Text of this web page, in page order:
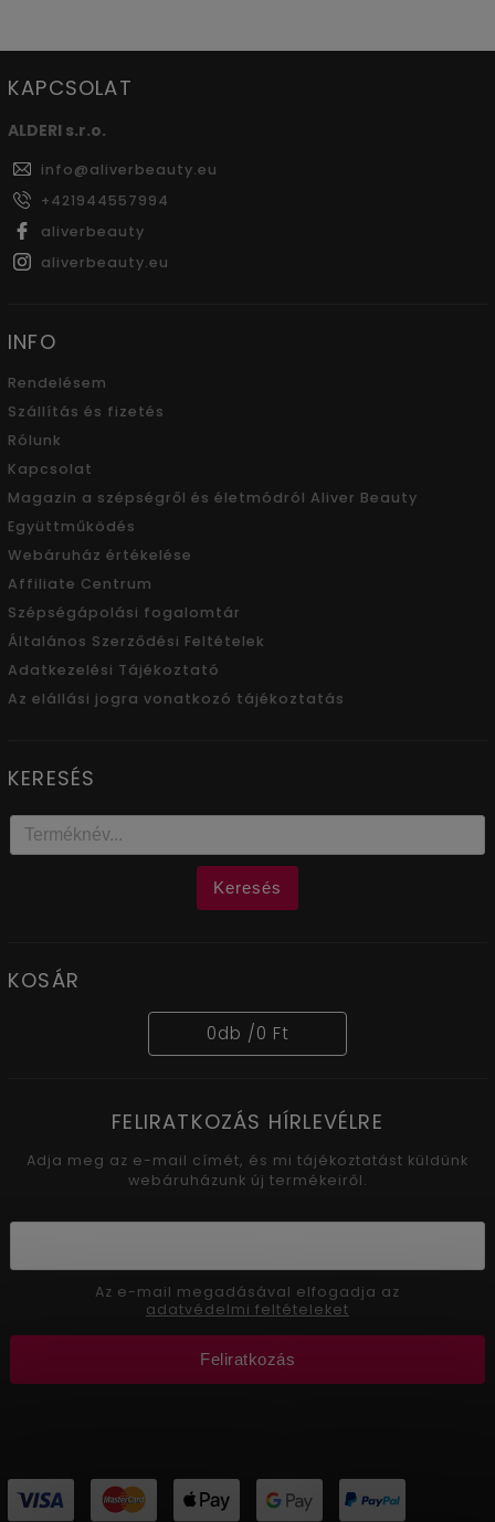
KAPCSOLAT
ALDERI s.r.o.
info@aliverbeauty.eu
+421944557994
aliverbeauty
aliverbeauty.eu
INFO
Rendelésem
Szállítás és fizetés
Rólunk
Kapcsolat
Magazin a szépségről és életmódról Aliver Beauty
Együttműködés
Webáruház értékelése
Affiliate Centrum
Szépségápolási fogalomtár
Általános Szerződési Feltételek
Adatkezelési Tájékoztató
Az elállási jogra vonatkozó tájékoztatás
KERESÉS
Keresés
KOSÁR
0db /0 Ft
FELIRATKOZÁS HÍRLEVÉLRE
Adja meg az e-mail címét, és mi tájékoztatást küldünk
webáruházunk új termékeiről.
adatvédelmi feltételeket
Feliratkozás